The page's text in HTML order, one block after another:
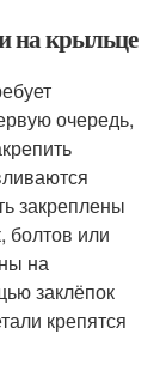
на крыльце
очередь,
закреплены
болтов или
на
заклёпок
крепятся